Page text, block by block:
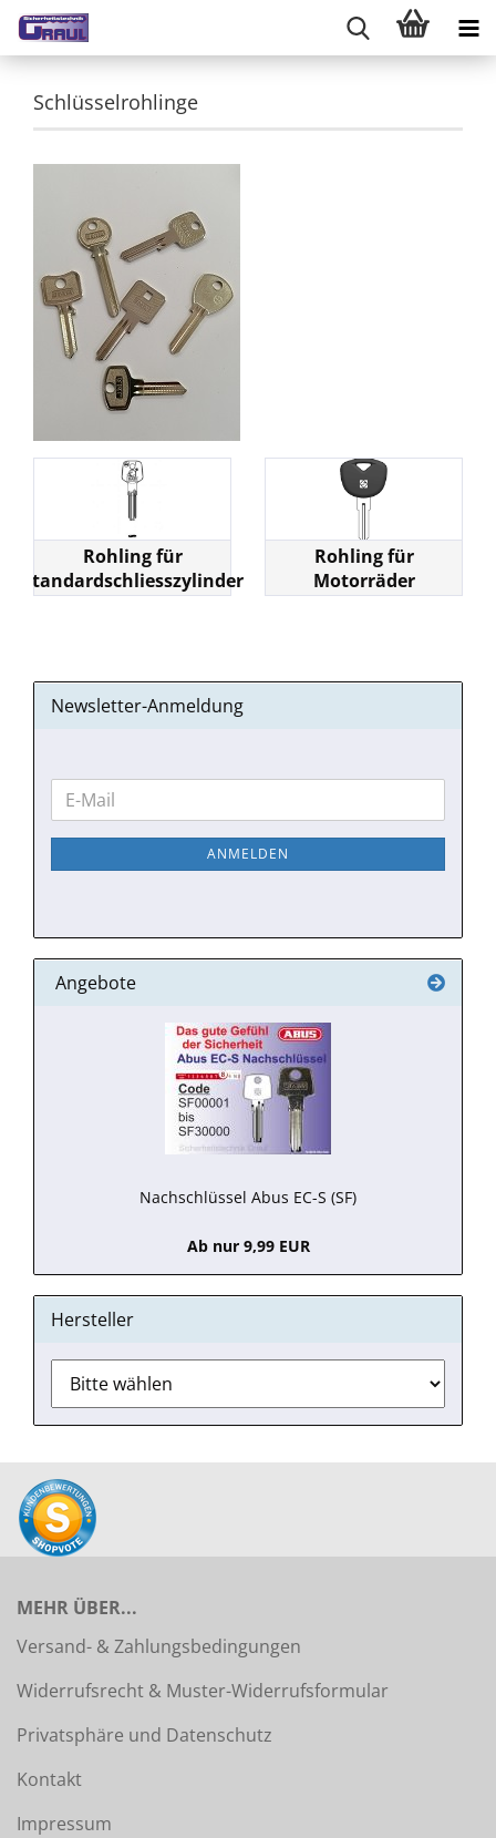
Schlüsselrohlinge
Rohling für
Standardschliesszylinder
Rohling für
Motorräder
Newsletter-Anmeldung
WEITER
ZUR
NEWSLETTER-
E-
Mail
ANMELDEN
Angebote
Nachschlüssel Abus EC-S (SF)
Ab nur 9,99 EUR
Hersteller
MEHR ÜBER...
Versand- & Zahlungsbedingungen
Widerrufsrecht & Muster-Widerrufsformular
Privatsphäre und Datenschutz
Kontakt
Impressum